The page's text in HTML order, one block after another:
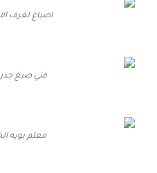
اصباغ لغرف
فني صبغ
معلم بويه